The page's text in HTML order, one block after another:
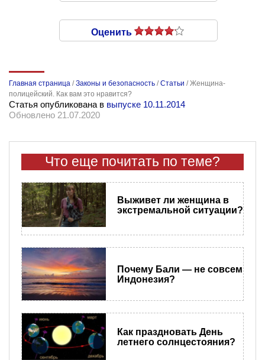
Оценить
Главная страница /Законы и безопасность /Статьи /Женщина-
полицейский. Как вам это нравится?
Статья опубликована в выпуске 10.11.2014
Обновлено 21.07.2020
Что еще почитать по теме?
Выживет ли женщина в
экстремальной ситуации?
Почему Бали — не совсем
Индонезия?
Как праздновать День
летнего солнцестояния?